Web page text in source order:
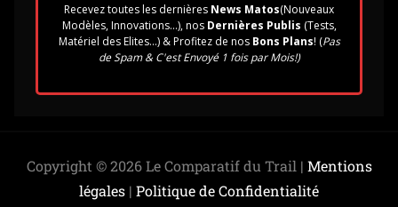
Recevez toutes les dernières News Matos(Nouveaux
Modèles, Innovations...), nosDernières Publis (Tests,
Matériel des Elites...) & Profitez de nosBons Plans! (Pas
de Spam & C'est Envoyé 1 fois par Mois!)
Copyright © 2026 Le Comparatif du Trail | Mentions
légales | Politique de Confidentialité